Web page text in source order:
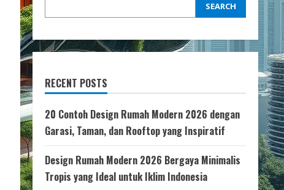
SEARCH
RECENT POSTS
20 Contoh Design Rumah Modern 2026 dengan
Garasi, Taman, dan Rooftop yang Inspiratif
Design Rumah Modern 2026 Bergaya Minimalis
Tropis yang Ideal untuk Iklim Indonesia